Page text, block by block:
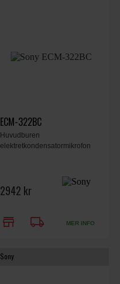
ECM-322BC
Huvudburen
elektretkondensatormikrofon
2942 kr
store local_shipping MER INFO
Sony